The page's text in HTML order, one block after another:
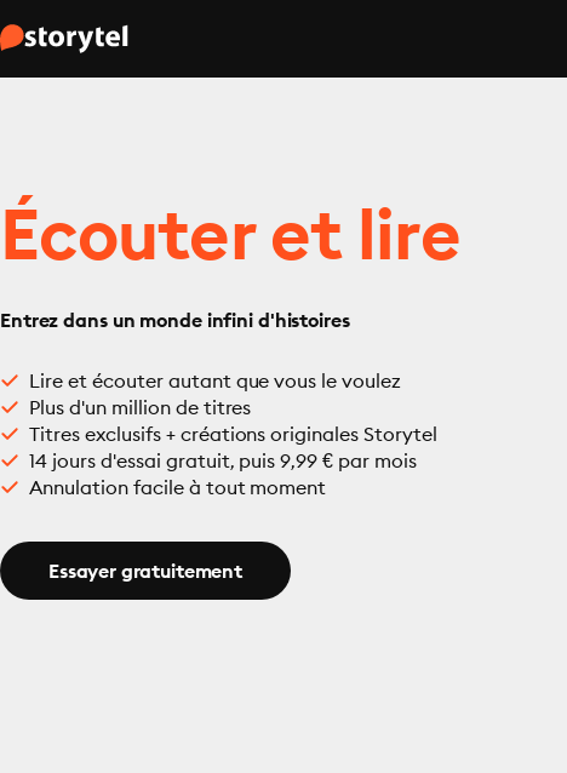
Écouter et lire
Entrez dans un monde infini d'histoires
Lire et écouter autant que vous le voulez
Plus d'un million de titres
Titres exclusifs + créations originales Storytel
14 jours d'essai gratuit, puis 9,99 € par mois
Annulation facile à tout moment
Essayer gratuitement